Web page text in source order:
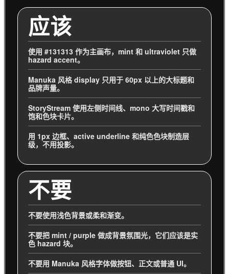
应该
使用 #131313 作为主画布，mint 和 ultraviolet 只做
hazard accent。
Manuka 风格 display 只用于 60px 以上的大标题和
品牌声量。
StoryStream 使用左侧时间线、mono 大写时间戳和
饱和色块卡片。
用 1px 边框、active underline 和纯色色块制造层
级，不用投影。
不要
不要使用浅色背景或柔和渐变。
不要把 mint / purple 做成背景氛围光，它们应该是实
色 hazard 块。
不要用 Manuka 风格字体做按钮、正文或普通 UI。